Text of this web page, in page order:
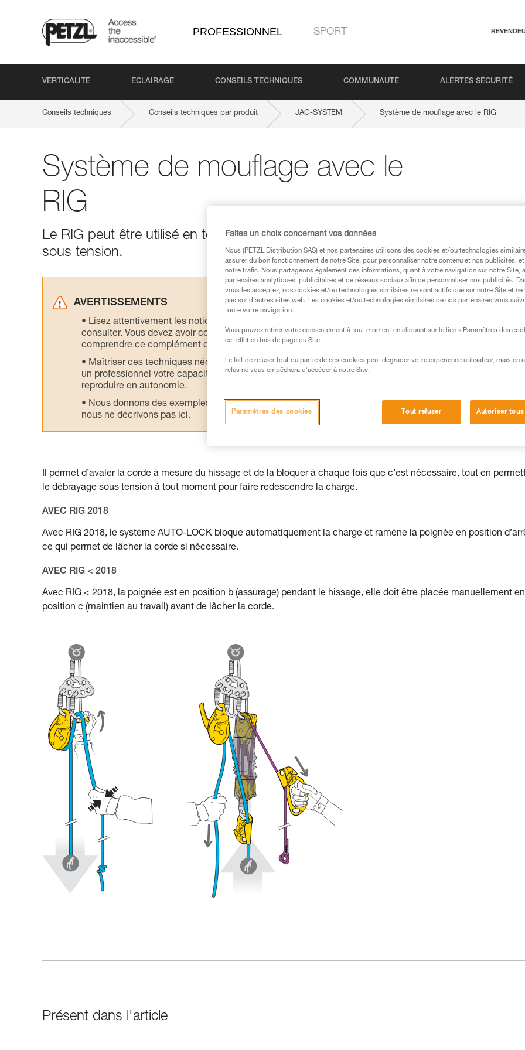
PROFESSIONNEL SPORT
VERTICALITÉ ECLAIRAGE CONSEILS TECHNIQUES COMMUNAUTÉ ALERTES SÉCURITÉ
Conseils techniques Conseils techniques par produit JAG-SYSTEM Système de mouflage avec le RIG
Système de mouflage avec le
RIG
Le RIG peut être utilisé en tête de mouflage comme appareil anti-retour
sous tension.
AVERTISSEMENTS
Lisez attentivement les notices techniques des produits utilisés dans ce conseil avant de le
consulter. Vous devez avoir compris les informations de la notice technique pour pouvoir
comprendre ce complément d’informations.
Maîtriser ces techniques nécessite une formation et un entraînement spécifique. Validez avec
un professionnel votre capacité à refaire la manipulation, seul, en toute sécurité, avant de la
reproduire en autonomie.
Nous donnons des exemples de techniques liées à votre activité. Il peut en exister d’autres que
nous ne décrivons pas ici.
Il permet d’avaler la corde à mesure du hissage et de la bloquer à chaque fois que c’est nécessaire, tout en
le débrayage sous tension à tout moment pour faire redescendre la charge.
AVEC RIG 2018
Avec RIG 2018, le système AUTO-LOCK bloque automatiquement la charge et ramène la poignée en position
ce qui permet de lâcher la corde si nécessaire.
AVEC RIG < 2018
Avec RIG < 2018, la poignée est en position b (assurage) pendant le hissage, elle doit être placée manuellement en
position c (maintien au travail) avant de lâcher la corde.
Présent dans l'article
Faites un choix concernant vos données
Nous (PETZL Distribution SAS) et nos partenaires utilisons des cookies et/ou technologies
assurer du bon fonctionnement de notre Site, pour personnaliser notre contenu et nos publicités,
notre trafic. Nous partageons également des informations, quant à votre navigation sur notre Site,
partenaires analytiques, publicitaires et de réseaux sociaux afin de personnaliser nos publicités.
vous les acceptez, nos cookies et/ou technologies similaires ne sont actifs que sur notre Site et ne
pas sur d’autres sites web. Les cookies et/ou technologies similaires de nos partenaires vous
toute votre navigation.
Vous pouvez retirer votre consentement à tout moment en cliquant sur le lien « Paramètres des
cet effet en bas de page du Site.
Le fait de refuser tout ou partie de ces cookies peut dégrader votre expérience utilisateur, mais en
refus ne vous empêchera d’accéder à notre Site.
Tout refuser Autoriser
Paramètres des cookies